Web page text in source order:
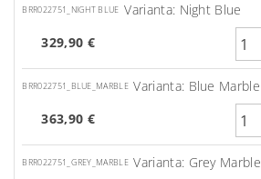
BRR022751_NIGHT BLUE Varianta: Night Blue
329,90 €
BRR022751_BLUE_MARBLE Varianta: Blue Marble
363,90 €
BRR022751_GREY_MARBLE Varianta: Grey Marble